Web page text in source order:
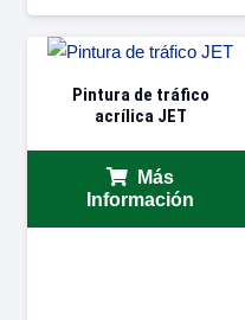
Pintura de tráfico
acrílica JET
Más
Información